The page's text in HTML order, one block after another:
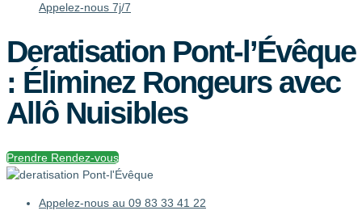
Appelez-nous 7j/7
Deratisation Pont-l’Évêque
: Éliminez Rongeurs avec
Allô Nuisibles
Prendre Rendez-vous
Appelez-nous au 09 83 33 41 22